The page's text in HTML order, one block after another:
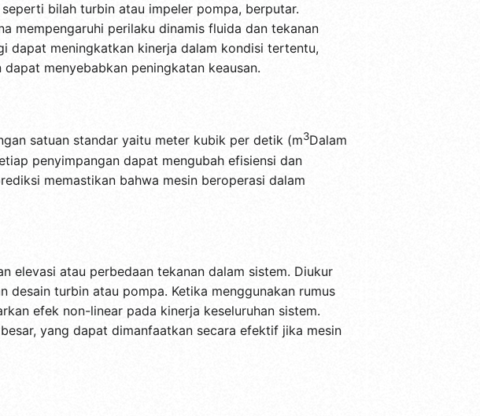
bilah turbin atau impeler pompa, berputar.
mempengaruhi perilaku dinamis fluida dan tekanan
dapat meningkatkan kinerja dalam kondisi tertentu,
menyebabkan peningkatan keausan.
satuan standar yaitu meter kubik per detik (m3Dalam
penyimpangan dapat mengubah efisiensi dan
memastikan bahwa mesin beroperasi dalam
elevasi atau perbedaan tekanan dalam sistem. Diukur
desain turbin atau pompa. Ketika menggunakan rumus
efek non-linear pada kinerja keseluruhan sistem.
yang dapat dimanfaatkan secara efektif jika mesin